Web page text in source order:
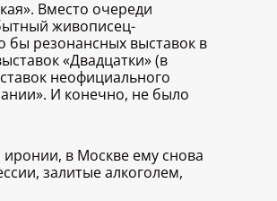
Вместо очереди
живописец-
бы резонансных выставок в
«Двадцатки» (в
неофициального
И конечно, не было
в Москве ему снова
залитые алкоголем,